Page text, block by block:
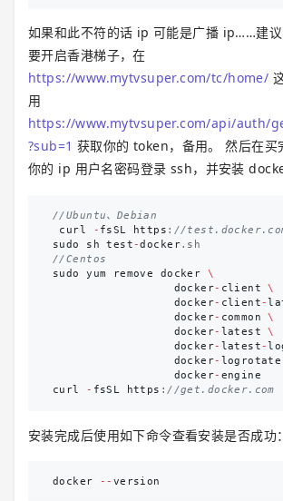
如果和此不符的话 ip 可能是广播 ip……建
要开启香港梯子，在
https://www.mytvsuper.com/tc/home/
用
https://www.mytvsuper.com/api/auth/
?sub=1 获取你的 token，备用。 然后在买
你的 ip 用户名密码登录 ssh，并安装
//Ubuntu、Debian
curl
- fsSL https : //
sudo
sh test -docker.sh
//Centos
sudo
yum remove docker
\
docker- client
\
docker- client -
docker- common
\
docker- latest
\
docker- latest -
docker- logrotate
docker- engine
curl
- fsSL https : //get.docker.com
安装完成后使用如下命令查看安装是否成功：
docker -- version